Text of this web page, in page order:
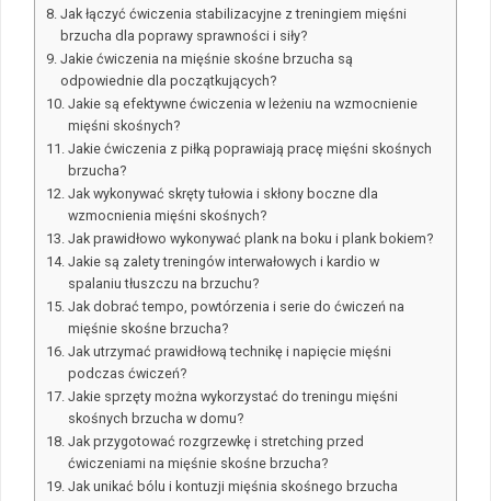
Jak łączyć ćwiczenia stabilizacyjne z treningiem mięśni
brzucha dla poprawy sprawności i siły?
Jakie ćwiczenia na mięśnie skośne brzucha są
odpowiednie dla początkujących?
Jakie są efektywne ćwiczenia w leżeniu na wzmocnienie
mięśni skośnych?
Jakie ćwiczenia z piłką poprawiają pracę mięśni skośnych
brzucha?
Jak wykonywać skręty tułowia i skłony boczne dla
wzmocnienia mięśni skośnych?
Jak prawidłowo wykonywać plank na boku i plank bokiem?
Jakie są zalety treningów interwałowych i kardio w
spalaniu tłuszczu na brzuchu?
Jak dobrać tempo, powtórzenia i serie do ćwiczeń na
mięśnie skośne brzucha?
Jak utrzymać prawidłową technikę i napięcie mięśni
podczas ćwiczeń?
Jakie sprzęty można wykorzystać do treningu mięśni
skośnych brzucha w domu?
Jak przygotować rozgrzewkę i stretching przed
ćwiczeniami na mięśnie skośne brzucha?
Jak unikać bólu i kontuzji mięśnia skośnego brzucha